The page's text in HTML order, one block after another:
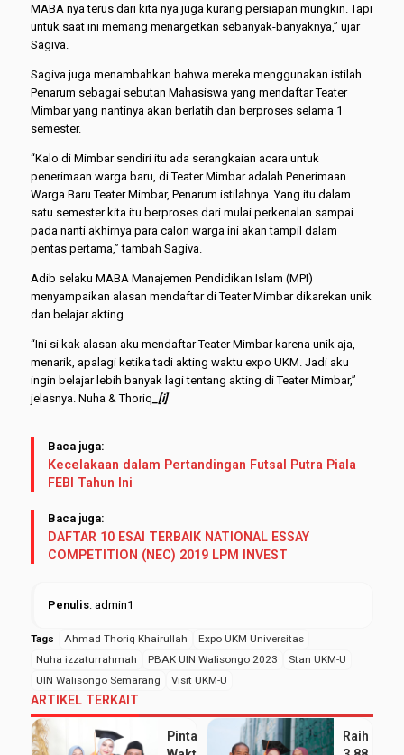
MABA nya terus dari kita nya juga kurang persiapan mungkin. Tapi
untuk saat ini memang menargetkan sebanyak-banyaknya,” ujar
Sagiva.
Sagiva juga menambahkan bahwa mereka menggunakan istilah
Penarum sebagai sebutan Mahasiswa yang mendaftar Teater
Mimbar yang nantinya akan berlatih dan berproses selama 1
semester.
“Kalo di Mimbar sendiri itu ada serangkaian acara untuk
penerimaan warga baru, di Teater Mimbar adalah Penerimaan
Warga Baru Teater Mimbar, Penarum istilahnya. Yang itu dalam
satu semester kita itu berproses dari mulai perkenalan sampai
pada nanti akhirnya para calon warga ini akan tampil dalam
pentas pertama,” tambah Sagiva.
Adib selaku MABA Manajemen Pendidikan Islam (MPI)
menyampaikan alasan mendaftar di Teater Mimbar dikarekan unik
dan belajar akting.
“Ini si kak alasan aku mendaftar Teater Mimbar karena unik aja,
menarik, apalagi ketika tadi akting waktu expo UKM. Jadi aku
ingin belajar lebih banyak lagi tentang akting di Teater Mimbar,”
jelasnya. Nuha & Thoriq _[i]
Baca juga:
Kecelakaan dalam Pertandingan Futsal Putra Piala
FEBI Tahun Ini
Baca juga:
DAFTAR 10 ESAI TERBAIK NATIONAL ESSAY
COMPETITION (NEC) 2019 LPM INVEST
Penulis: admin1
Tags Ahmad Thoriq Khairullah
Expo UKM Universitas
Nuha izzaturrahmah
PBAK UIN Walisongo 2023
Stan UKM-U
UIN Walisongo Semarang
Visit UKM-U
ARTIKEL TERKAIT
Pintar Bagi
Raih IPK